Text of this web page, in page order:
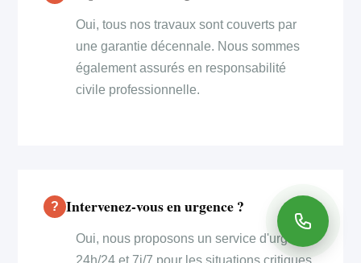
Oui, tous nos travaux sont couverts par
une garantie décennale. Nous sommes
également assurés en responsabilité
civile professionnelle.
Intervenez-vous en urgence ?
Oui, nous proposons un service d'urgence
24h/24 et 7j/7 pour les situations critiques